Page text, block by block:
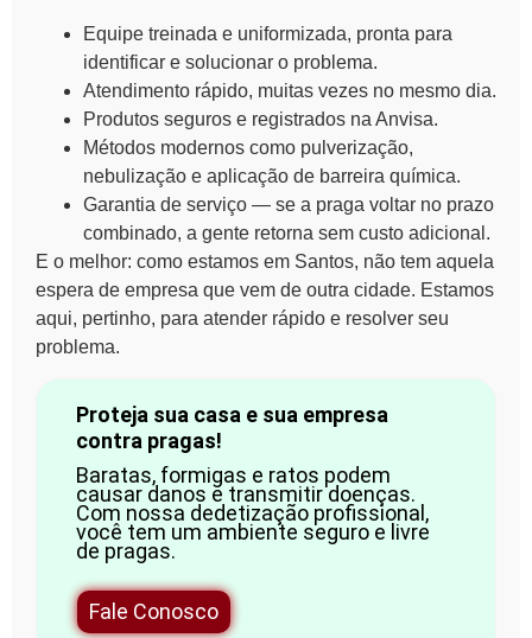
Equipe treinada e uniformizada, pronta para
identificar e solucionar o problema.
Atendimento rápido, muitas vezes no mesmo dia.
Produtos seguros e registrados na Anvisa.
Métodos modernos como pulverização,
nebulização e aplicação de barreira química.
Garantia de serviço — se a praga voltar no prazo
combinado, a gente retorna sem custo adicional.
E o melhor: como estamos em Santos, não tem aquela
espera de empresa que vem de outra cidade. Estamos
aqui, pertinho, para atender rápido e resolver seu
problema.
Proteja sua casa e sua empresa
contra pragas!
Baratas, formigas e ratos podem
causar danos e transmitir doenças.
Com nossa dedetização profissional,
você tem um ambiente seguro e livre
de pragas.
Fale Conosco